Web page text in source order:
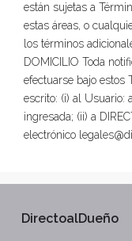
están sujetas a
estas áreas, o
los términos
DOMICILIO Toda
efectuarse bajo estos
escrito: (i) al Usuario:
ingresada; (ii) a
electrónico
DirectoalDueño